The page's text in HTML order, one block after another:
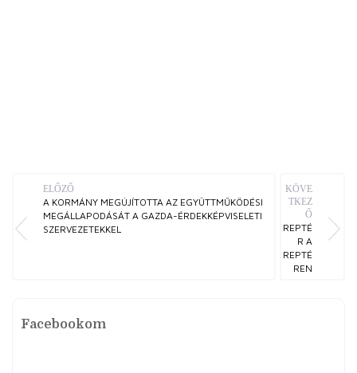
ELŐZŐ
A KORMÁNY MEGÚJÍTOTTA AZ EGYÜTTMŰKÖDÉSI
MEGÁLLAPODÁSÁT A GAZDA-ÉRDEKKÉPVISELETI
SZERVEZETEKKEL
KÖVE
TKEZ
Ő
REPTÉ
R A
REPTÉ
REN
Facebookom